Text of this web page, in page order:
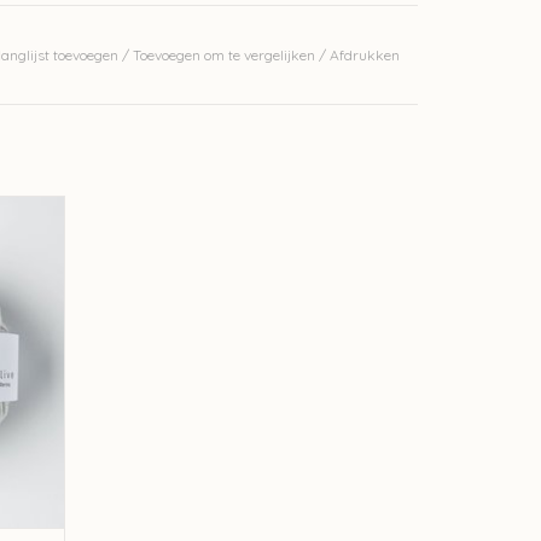
op foto.
toevoegen / Toevoegen om te vergelijken / Afdrukken